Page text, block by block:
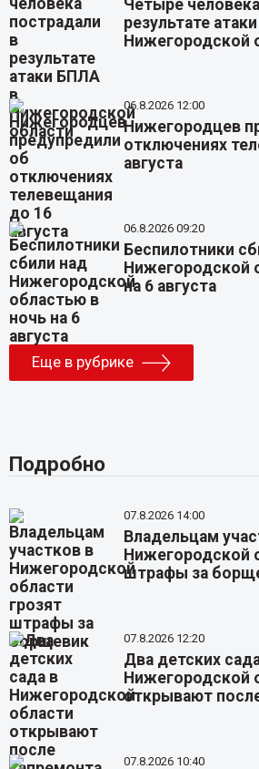
Четыре
результате
Нижегородской
06.8.2026 12:00
Нижегородцев
отключениях
августа
06.8.2026 09:20
Беспилотники
Нижегородской
на 6 августа
Еще в рубрике
Подробно
07.8.2026 14:00
Владельцам
Нижегородской
штрафы за
07.8.2026 12:20
Два детских
Нижегородской
открывают
07.8.2026 10:40